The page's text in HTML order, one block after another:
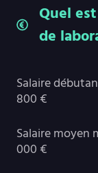
Quel
de
Salaire
800 €
Salaire moyen
000 €